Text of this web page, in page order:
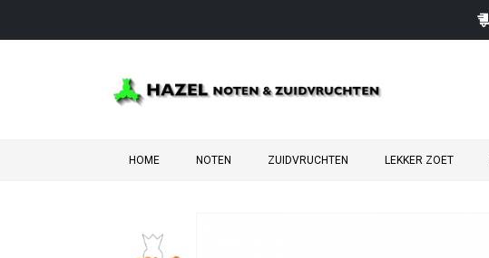
HOME NOTEN ZUIDVRUCHTEN LEKKER ZOET